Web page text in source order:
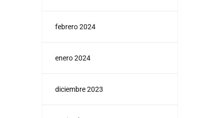
febrero 2024
enero 2024
diciembre 2023